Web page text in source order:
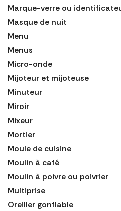
Marque-verre ou
Masque de nuit
Menu
Menus
Micro-onde
Mijoteur et mijoteuse
Minuteur
Miroir
Mixeur
Mortier
Moule de cuisine
Moulin à café
Moulin à poivre ou poivrier
Multiprise
Oreiller gonflable